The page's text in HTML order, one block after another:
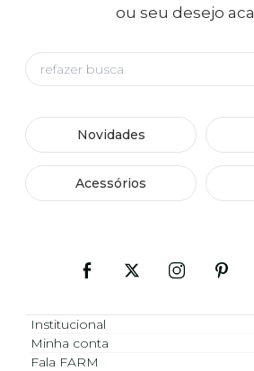
ou seu desejo
Novidades
Acessórios
Institucional
Minha conta
Fala FARM